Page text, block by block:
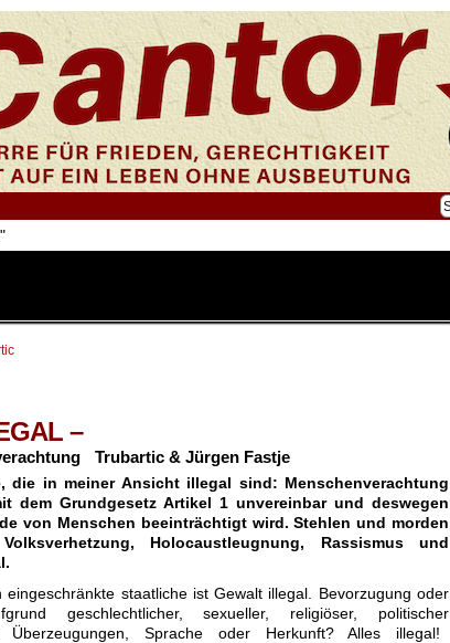
–
Trubartic & Jürgen Fastje
die in meiner Ansicht illegal sind: Menschenverachtung
dem Grundgesetz Artikel 1 unvereinbar und deswegen
von Menschen beeinträchtigt wird. Stehlen und morden
Holocaustleugnung, Rassismus und
eingeschränkte staatliche ist Gewalt illegal. Bevorzugung oder
geschlechtlicher, sexueller, religiöser, politischer
Überzeugungen, Sprache oder Herkunft? Alles illegal!